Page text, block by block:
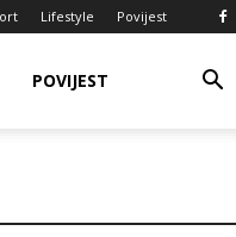
Lifestyle Povijest
POVIJEST